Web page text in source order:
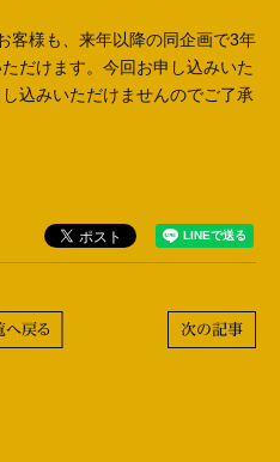
客様も、来年以降の同企画で3年
だけます。今回お申し込みいた
込みいただけませんのでご了承
次の記事
へ戻る